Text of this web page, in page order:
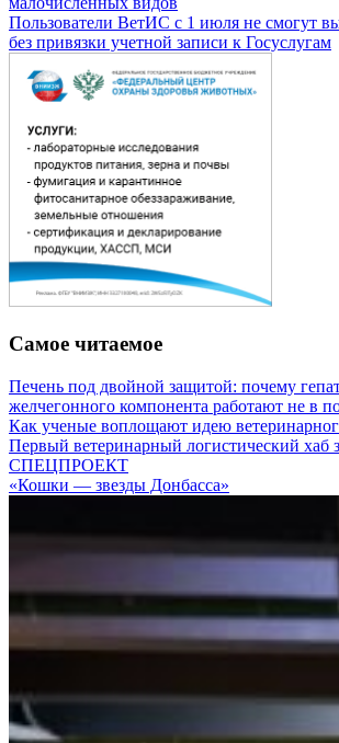
Пользователи ВетИС с 1 июля не смогут
без привязки учетной записи к Госуслугам
Самое читаемое
Печень под двойной защитой: почему
желчегонного компонента работают не в
Как ученые воплощают идею
Первый ветеринарный логистический хаб
СПЕЦПРОЕКТ
«Кошки — звезды Донбасса»